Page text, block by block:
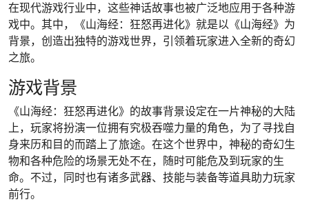
在现代游戏行业中，这些神话故事也被广泛地应用于各种游
戏中。其中，《山海经：狂怒再进化》就是以《山海经》为
背景，创造出独特的游戏世界，引领着玩家进入全新的奇幻
之旅。
游戏背景
《山海经：狂怒再进化》的故事背景设定在一片神秘的大陆
上，玩家将扮演一位拥有究极吞噬力量的角色，为了寻找自
身来历和目的而踏上了旅途。在这个世界中，神秘的奇幻生
物和各种危险的场景无处不在，随时可能危及到玩家的生
命。不过，同时也有诸多武器、技能与装备等道具助力玩家
前行。